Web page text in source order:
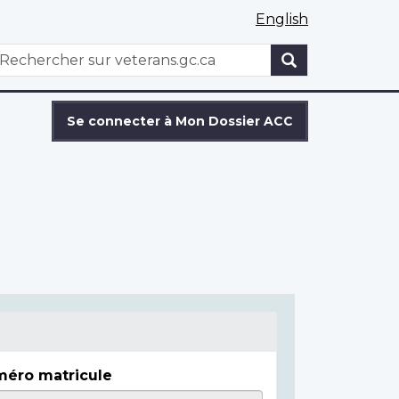
English
WxT
Se connecter à Mon Dossier ACC
matricule